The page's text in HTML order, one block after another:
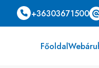
+36303671500
Főoldal